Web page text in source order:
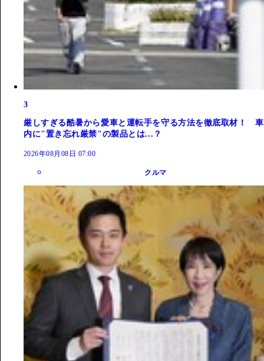
3
厳しすぎる酷暑から愛車と運転手を守る方法を徹底取材！ 車
内に"置き忘れ厳禁"の製品とは...？
2026年08月08日 07:00
クルマ